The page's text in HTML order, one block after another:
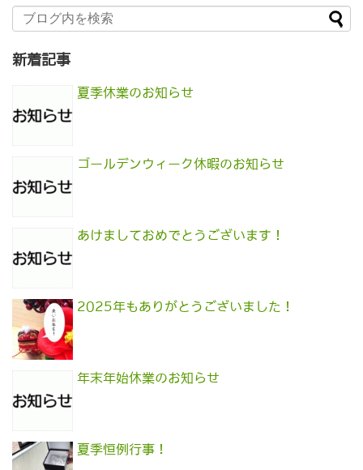
新着記事
夏季休業のお知らせ
ゴールデンウィーク休暇のお知らせ
あけましておめでとうございます！
2025年もありがとうございました！
年末年始休業のお知らせ
夏季恒例行事！